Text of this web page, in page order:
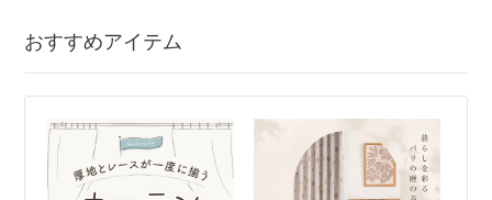
おすすめアイテム